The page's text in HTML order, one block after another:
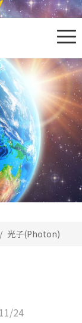
光子(Photon)
24